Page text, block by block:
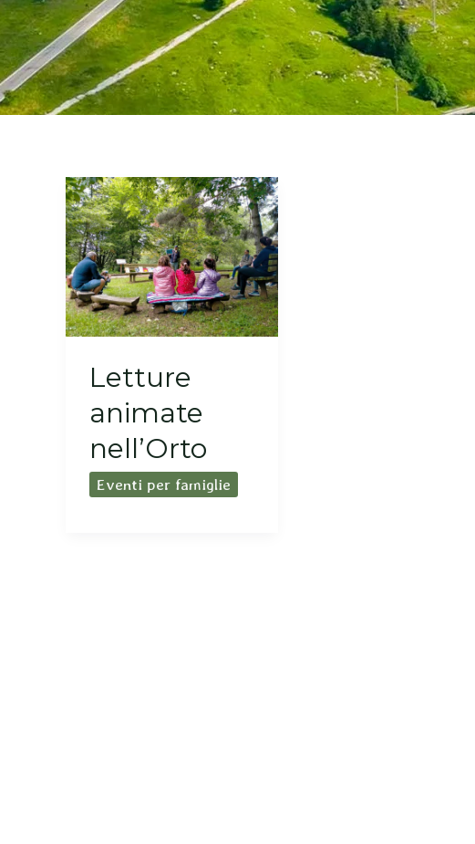
Letture
animate
nell’Orto
Eventi per famiglie